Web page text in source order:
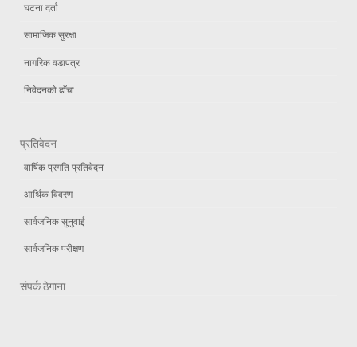
घटना दर्ता
सामाजिक सुरक्षा
नागरिक वडापत्र
निवेदनको ढाँचा
प्रतिवेदन
वार्षिक प्रगति प्रतिवेदन
आर्थिक विवरण
सार्वजनिक सुनुवाई
सार्वजनिक परीक्षण
संपर्क ठेगाना